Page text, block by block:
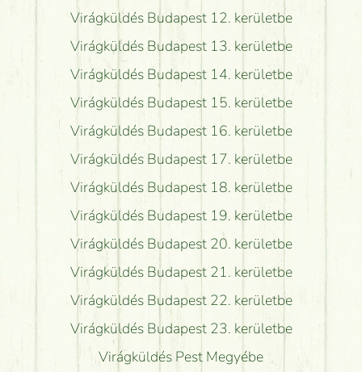
Virágküldés Budapest 12. kerületbe
Virágküldés Budapest 13. kerületbe
Virágküldés Budapest 14. kerületbe
Virágküldés Budapest 15. kerületbe
Virágküldés Budapest 16. kerületbe
Virágküldés Budapest 17. kerületbe
Virágküldés Budapest 18. kerületbe
Virágküldés Budapest 19. kerületbe
Virágküldés Budapest 20. kerületbe
Virágküldés Budapest 21. kerületbe
Virágküldés Budapest 22. kerületbe
Virágküldés Budapest 23. kerületbe
Virágküldés Pest Megyébe